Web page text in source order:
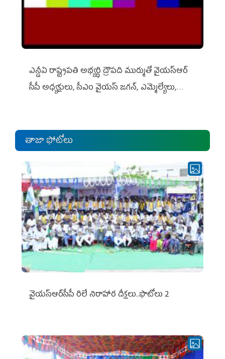
ఎన్డీఏ రాష్ట్ర‌ప‌తి అభ్య‌ర్థి ద్రౌప‌ది ముర్ముతో వైయ‌స్ఆర్
సీపీ అధ్య‌క్షులు, సీఎం వైయ‌స్ జ‌గ‌న్, ఎమ్మెల్యేలు,
తాజా ఫోటోలు
వైయ‌స్ఆర్‌సీపీ రిలే నిరాహార దీక్షలు..ఫొటోలు 2